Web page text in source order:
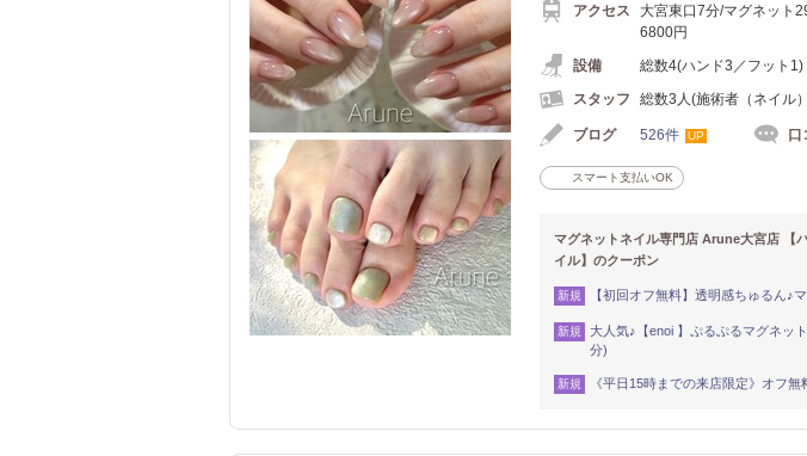
アクセス
大宮東口7分/マグネット
6800円
設備
総数4(ハンド3／フット1)
スタッフ
総数3人(施術者（ネイル
ブログ 526件 UP 口
スマート支払いOK
マグネットネイル専門店 Arune大宮店 【
イル】のクーポン
新規 【初回オフ無料】透明感ちゅるん♪
新規
大人気♪【enoi 】ぷるぷるマグネッ
分)
新規 《平日15時までの来店限定》オフ